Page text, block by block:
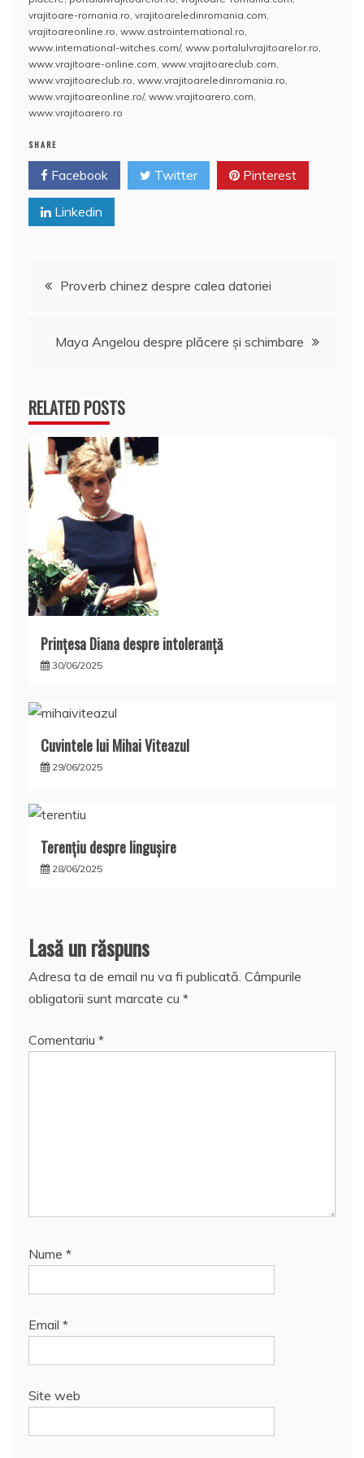
e
b
o
o
k
er l
e
st
s
A
p
p
aj
e
a
z
vrajitoare-romania.ro vrajitoareledinromania.com
vrajitoareonline.ro www.astrointernational.ro
www.international-witches.com/, www.portalulvrajitoarelor.ro
www.vrajitoare-online.com www.vrajitoareclub.com
www.vrajitoareclub.ro www.vrajitoareledinromania.ro
www.vrajitoareonline.ro/, www.vrajitoarero.com
www.vrajitoarero.ro
SHARE
Facebook Twitter Pinterest
Linkedin
Navigare
Proverb chinez despre calea datoriei
Maya Angelou despre plăcere şi schimbare
RELATED POSTS
Prințesa Diana despre intoleranță
30/06/2025
Cuvintele lui Mihai Viteazul
29/06/2025
Terențiu despre lingușire
28/06/2025
Lasă un răspuns
Adresa ta de email nu va fi publicată. Câmpurile
obligatorii sunt marcate cu *
Comentariu *
Nume *
Email *
Site web